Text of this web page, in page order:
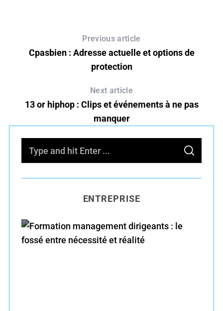
Previous article
Cpasbien : Adresse actuelle et options de
protection
Next article
13 or hiphop : Clips et événements à ne pas
manquer
f
o
S
A
C
ENTREPRISE